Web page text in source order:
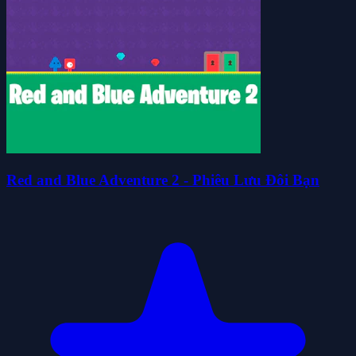
Red and Blue Adventure 2 - Phiêu Lưu Đôi Bạn